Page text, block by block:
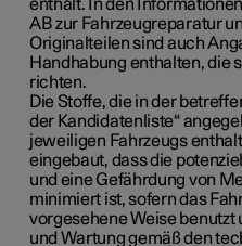
enthält. In den
AB zur Fahrzeugreparatur
Originalteilen sind auch
Handhabung enthalten, die
richten.
Die Stoffe, die in der
der Kandidatenliste“
jeweiligen Fahrzeugs
eingebaut, dass die
und eine Gefährdung von
minimiert ist, sofern das
vorgesehene Weise benutzt
und Wartung gemäß den